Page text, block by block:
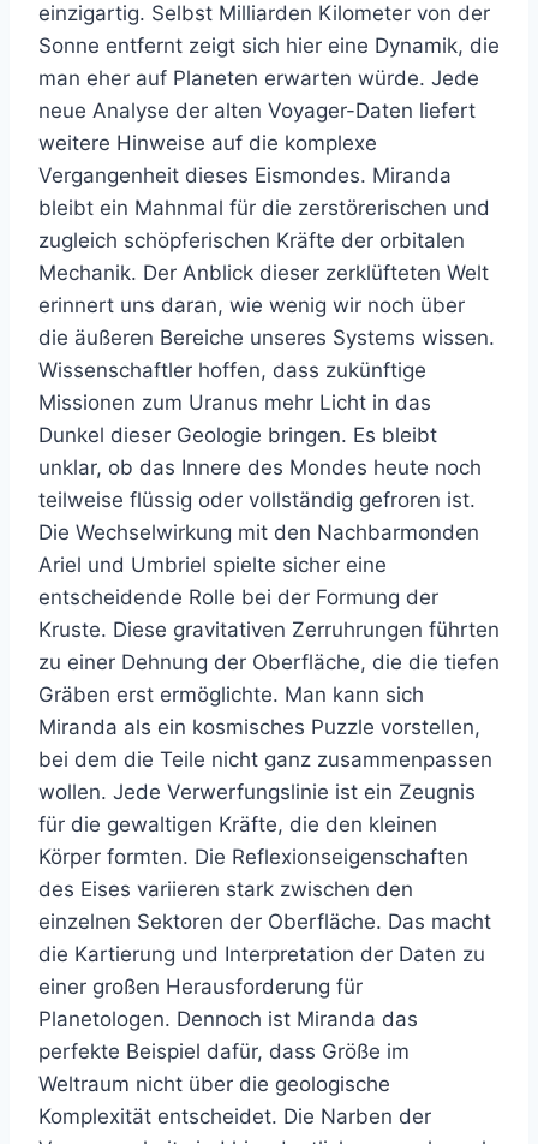
einzigartig. Selbst Milliarden Kilometer von der
Sonne entfernt zeigt sich hier eine Dynamik, die
man eher auf Planeten erwarten würde. Jede
neue Analyse der alten Voyager-Daten liefert
weitere Hinweise auf die komplexe
Vergangenheit dieses Eismondes. Miranda
bleibt ein Mahnmal für die zerstörerischen und
zugleich schöpferischen Kräfte der orbitalen
Mechanik. Der Anblick dieser zerklüfteten Welt
erinnert uns daran, wie wenig wir noch über
die äußeren Bereiche unseres Systems wissen.
Wissenschaftler hoffen, dass zukünftige
Missionen zum Uranus mehr Licht in das
Dunkel dieser Geologie bringen. Es bleibt
unklar, ob das Innere des Mondes heute noch
teilweise flüssig oder vollständig gefroren ist.
Die Wechselwirkung mit den Nachbarmonden
Ariel und Umbriel spielte sicher eine
entscheidende Rolle bei der Formung der
Kruste. Diese gravitativen Zerruhrungen führten
zu einer Dehnung der Oberfläche, die die tiefen
Gräben erst ermöglichte. Man kann sich
Miranda als ein kosmisches Puzzle vorstellen,
bei dem die Teile nicht ganz zusammenpassen
wollen. Jede Verwerfungslinie ist ein Zeugnis
für die gewaltigen Kräfte, die den kleinen
Körper formten. Die Reflexionseigenschaften
des Eises variieren stark zwischen den
einzelnen Sektoren der Oberfläche. Das macht
die Kartierung und Interpretation der Daten zu
einer großen Herausforderung für
Planetologen. Dennoch ist Miranda das
perfekte Beispiel dafür, dass Größe im
Weltraum nicht über die geologische
Komplexität entscheidet. Die Narben der